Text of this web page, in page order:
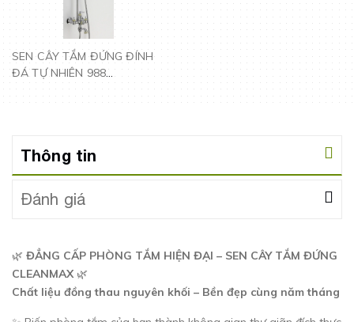
SEN CÂY TẮM ĐỨNG ĐÍNH
ĐÁ TỰ NHIÊN 988
CLEANMAX
Thông tin
Đánh giá
🌿 ĐẲNG CẤP PHÒNG TẮM HIỆN ĐẠI – SEN CÂY TẮM ĐỨNG
CLEANMAX 🌿
Chất liệu đồng thau nguyên khối – Bền đẹp cùng năm tháng